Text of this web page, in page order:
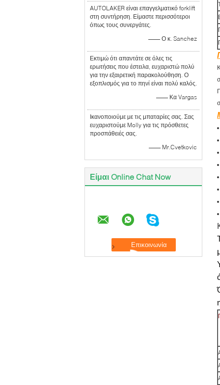
AUTOLAKER είναι επαγγελματικό forklift
στη συντήρηση. Είμαστε περισσότεροι
όπως τους συνεργάτες.
—— Ο κ. Sanchez
Εκτιμώ ότι απαντάτε σε όλες τις
ερωτήσεις που έστειλα, ευχαριστώ πολύ
για την εξαιρετική παρακολούθηση. Ο
εξοπλισμός για το πηνί είναι πολύ καλός.
—— Κα Vargas
Ικανοποιούμε με τις μπαταρίες σας. Σας
ευχαριστούμε Molly για τις πρόσθετες
προσπάθειές σας.
—— Mr.Cvetkovic
Είμαι Online Chat Now